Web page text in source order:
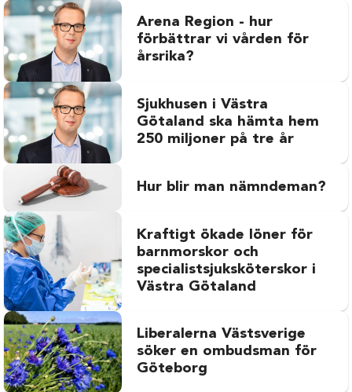
Arena Region - hur
förbättrar vi vården för
årsrika?
Sjukhusen i Västra
Götaland ska hämta hem
250 miljoner på tre år
Hur blir man nämndeman?
Kraftigt ökade löner för
barnmorskor och
specialistsjuksköterskor i
Västra Götaland
Liberalerna Västsverige
söker en ombudsman för
Göteborg